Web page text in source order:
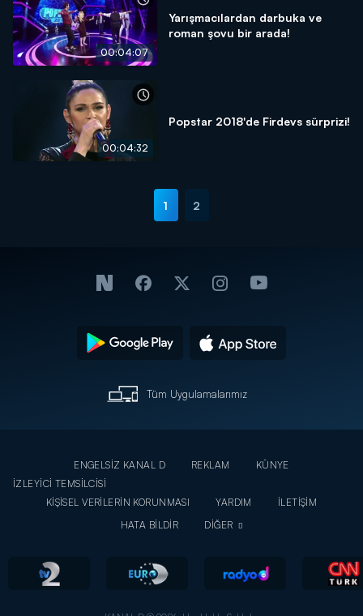
00:04:07
Yarışmacılardan darbuka ve
roman şovu bir arada!
00:04:32
Popstar 2018'de Firdevs sürprizi!
1 2
Tüm Uygulamalarımız
ENGELSİZ KANAL D REKLAM
KÜNYE
İZLEYİCİ TEMSİLCİSİ
KİŞİSEL VERİLERİN KORUNMASI
YARDIM
İLETİŞİM
HATA BİLDİR
DİĞER